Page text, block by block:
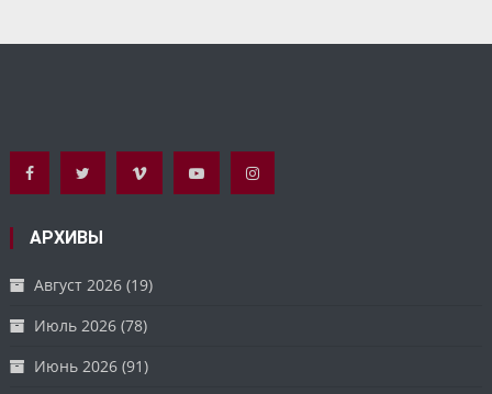
АРХИВЫ
Август 2026 (19)
Июль 2026 (78)
Июнь 2026 (91)